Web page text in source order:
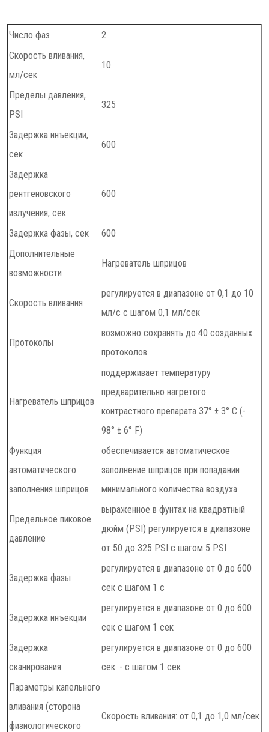
Число фаз
2
Скорость вливания,
мл/сек
10
Пределы давления,
PSI
325
Задержка инъекции,
сек
600
Задержка
рентгеновского
излучения, сек
600
Задержка фазы, сек
600
Дополнительные
возможности
Нагреватель шприцов
Скорость вливания
регулируется в диапазоне от 0,1 до 10
мл/с с шагом 0,1 мл/сек
Протоколы
возможно сохранять до 40 созданных
протоколов
Нагреватель шприцов
поддерживает температуру
предварительно нагретого
контрастного препарата 37° ± 3° C (-
98° ± 6° F)
Функция
автоматического
заполнения шприцов
обеспечивается автоматическое
заполнение шприцов при попадании
минимального количества воздуха
Предельное пиковое
давление
выраженное в фунтах на квадратный
дюйм (PSI) регулируется в диапазоне
от 50 до 325 PSI с шагом 5 PSI
Задержка фазы
регулируется в диапазоне от 0 до 600
сек с шагом 1 с
Задержка инъекции
регулируется в диапазоне от 0 до 600
сек с шагом 1 сек
Задержка
сканирования
регулируется в диапазоне от 0 до 600
сек. - с шагом 1 сек
Параметры капельного
вливания (сторона
физиологического
Скорость вливания: от 0,1 до 1,0 мл/сек